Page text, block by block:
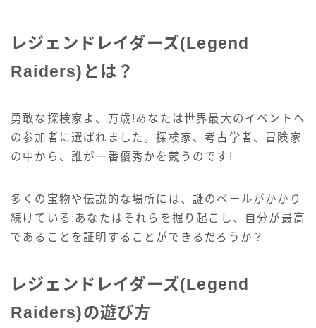
レジェンドレイダーズ(Legend
Raiders)とは？
勇敢な探検家よ、万歳!あなたは世界最大のイベントへ
の参加者に選ばれました。探検家、考古学者、冒険家
の中から、誰が一番優秀かを競うのです!
多くの宝物や伝説的な場所には、謎のベールがかかり
続けている:あなたはそれらを掘り起こし、自分が最高
であることを証明することができるだろうか？
レジェンドレイダーズ(Legend
Raiders)の遊び方